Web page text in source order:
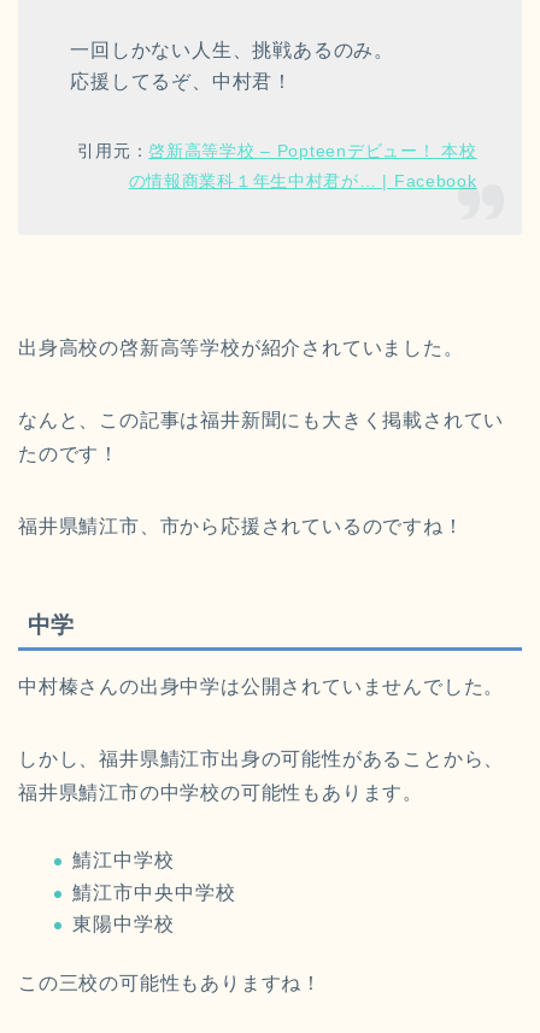
一回しかない人生、挑戦あるのみ。
応援してるぞ、中村君！
引用元：啓新高等学校 – Popteenデビュー！ 本校
の情報商業科１年生中村君が… | Facebook
出身高校の啓新高等学校が紹介されていました。
なんと、この記事は福井新聞にも大きく掲載されてい
たのです！
福井県鯖江市、市から応援されているのですね！
中学
中村榛さんの出身中学は公開されていませんでした。
しかし、福井県鯖江市出身の可能性があることから、
福井県鯖江市の中学校の可能性もあります。
鯖江中学校
鯖江市中央中学校
東陽中学校
この三校の可能性もありますね！